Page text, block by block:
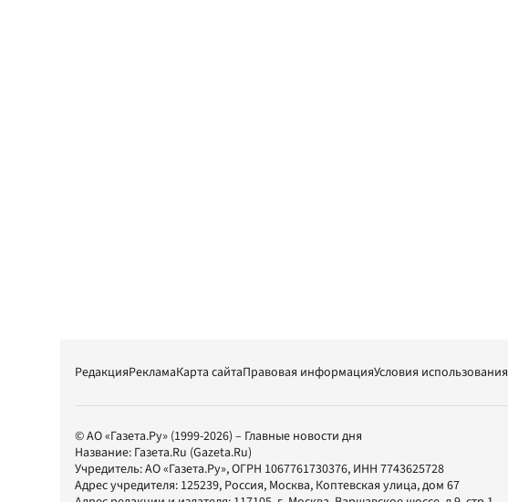
РедакцияРекламаКарта сайтаПравовая информацияУсловия использования
© АО «Газета.Ру» (1999-2026) – Главные новости дня
Название: Газета.Ru (Gazeta.Ru)
Учредитель:АО «Газета.Ру», ОГРН 1067761730376, ИНН 7743625728
Адрес учредителя: 125239, Россия, Москва, Коптевская улица, дом 67